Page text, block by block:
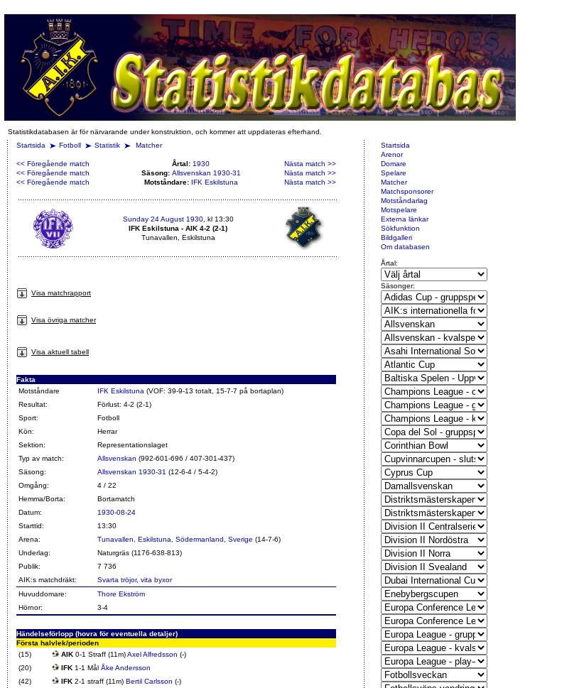
Statistikdatabasen är för närvarande under konstruktion, och kommer att uppdateras efterhand.
Startsida
Fotboll Statistik Matcher
<< Föregående match Årtal: 1930
Nästa match >>
<< Föregående match
Säsong: Allsvenskan 1930-31
Nästa match >>
<< Föregående match
Motståndare: IFK Eskilstuna Nästa match >>
Sunday 24 August 1930, kl 13:30
IFK Eskilstuna - AIK 4-2 (2-1)
Tunavallen, Eskilstuna
Visa matchrapport
Visa övriga matcher
Visa aktuell tabell
Fakta
Motståndare
IFK Eskilstuna (VOF: 39-9-13 totalt, 15-7-7 på bortaplan)
Resultat:
Förlust: 4-2 (2-1)
Sport:
Fotboll
Kön:
Herrar
Sektion:
Representationslaget
Typ av match:
Allsvenskan (992-601-696 / 407-301-437)
Säsong:
Allsvenskan 1930-31 (12-6-4 / 5-4-2)
Omgång:
4 / 22
Hemma/Borta:
Bortamatch
Datum:
1930-08-24
Starttid:
13:30
Arena:
Tunavallen, Eskilstuna, Södermanland, Sverige (14-7-6)
Underlag:
Naturgräs (1176-638-813)
Publik:
7 736
AIK:s matchdräkt:
Svarta tröjor, vita byxor
Huvuddomare:
Thore Ekström
Hörnor:
3-4
Händelseförlopp (hovra för eventuella detaljer)
Första halvlek/perioden
(15)
AIK 0-1 Straff (11m)Axel Alfredsson (-)
(20)
IFK 1-1 Mål Åke Andersson
(42)
IFK 2-1 straff (11m) Bertil Carlsson (-)
Startsida
Arenor
Domare
Spelare
Matcher
Matchsponsorer
Motståndarlag
Motspelare
Externa länkar
Sökfunktion
Bildgalleri
Om databasen
Årtal:
Säsonger: